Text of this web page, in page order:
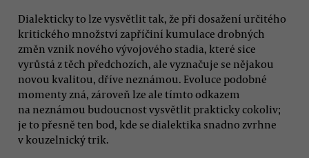
Dialekticky to lze vysvětlit tak, že při dosažení určitého
kritického množství zapříčiní kumulace drobných
změn vznik nového vývojového stadia, které sice
vyrůstá z těch předchozích, ale vyznačuje se nějakou
novou kvalitou, dříve neznámou. Evoluce podobné
momenty zná, zároveň lze ale tímto odkazem
na neznámou budoucnost vysvětlit prakticky cokoliv;
je to přesně ten bod, kde se dialektika snadno zvrhne
v kouzelnický trik.